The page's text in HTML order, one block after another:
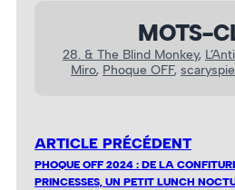
MOTS-
28. & The Blind Monkey,
Miro, Phoque OFF,
ARTICLE PRÉCÉDENT
PHOQUE OFF 2024 : DE LA
PRINCESSES, UN PETIT LUNCH